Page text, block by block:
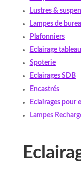
Lustres &
Lampes de
Plafonniers
Eclairage tableau
Spoterie
Eclairages SDB
Encastrés
Eclairages pour
Lampes